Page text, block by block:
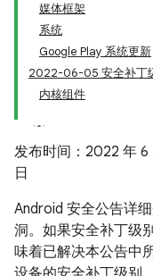
媒体框架
系统
Google Play 系统更新
2022-06-05 安全补丁
内核组件
发布时间：2022 年
日
Android 安全公告详
洞。如果安全补丁级
味着已解决本公告中